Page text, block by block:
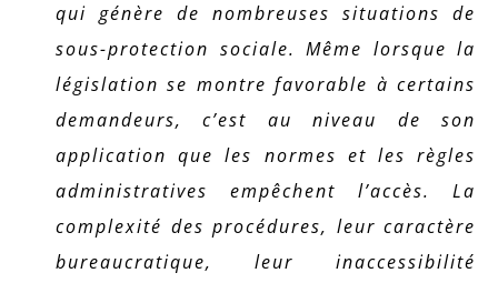
qui génère de nombreuses situations de
sous-protection sociale. Même lorsque la
législation se montre favorable à certains
demandeurs, c’est au niveau de son
application que les normes et les règles
administratives empêchent l’accès. La
complexité des procédures, leur caractère
bureaucratique, leur inaccessibilité